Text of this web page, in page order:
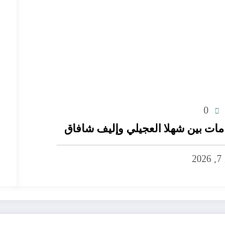
0
بين شهلا العجيلي وإليف شافاق